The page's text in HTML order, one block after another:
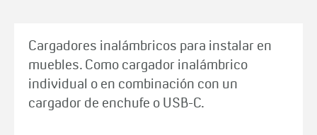
Cargadores inalámbricos para instalar en
muebles. Como cargador inalámbrico
individual o en combinación con un
cargador de enchufe o USB-C.